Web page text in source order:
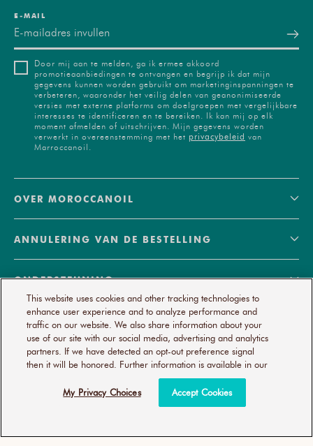
E‑MAIL
Door mij aan te melden, ga ik ermee akkoord
promotieaanbiedingen te ontvangen en begrijp ik dat mijn
gegevens kunnen worden gebruikt om marketinginspanningen te
verbeteren, waaronder het veilig delen van geanonimiseerde
versies met externe platforms om doelgroepen met vergelijkbare
interesses te identificeren en te bereiken. Ik kan mij op elk
moment afmelden of uitschrijven. Mijn gegevens worden
verwerkt in overeenstemming met het privacybeleid van
Marroccanoil.
OVER MOROCCANOIL
ANNULERING VAN DE BESTELLING
ONDERSTEUNING
© 2026 MOROCCANOIL
UW PRIVACYKEUZES
PRIVACYBELEID
TOEGANKELIJKHEIDSVERKLARING
TOEWIJDING AAN SALONS
IMPRESSUM
This website uses cookies and other tracking technologies to
enhance user experience and to analyze performance and
traffic on our website. We also share information about your
use of our site with our social media, advertising and analytics
partners. If we have detected an opt-out preference signal
then it will be honored. Further information is available in our
My Privacy Choices Accept Cookies